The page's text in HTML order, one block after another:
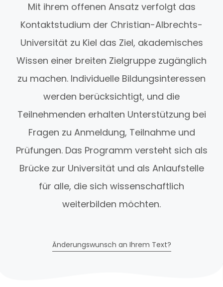
Mit ihrem offenen Ansatz verfolgt das
Kontaktstudium der Christian-Albrechts-
Universität zu Kiel das Ziel, akademisches
Wissen einer breiten Zielgruppe zugänglich
zu machen. Individuelle Bildungsinteressen
werden berücksichtigt, und die
Teilnehmenden erhalten Unterstützung bei
Fragen zu Anmeldung, Teilnahme und
Prüfungen. Das Programm versteht sich als
Brücke zur Universität und als Anlaufstelle
für alle, die sich wissenschaftlich
weiterbilden möchten.
Änderungswunsch an Ihrem Text?